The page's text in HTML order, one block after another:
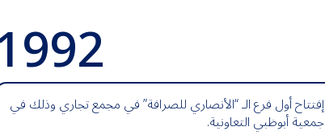
إفتتاح أول فرع الـ “الأنصاري للصرافة” في مجمع تجاري وذلك في
جمعية أبوظبي التعاونية.